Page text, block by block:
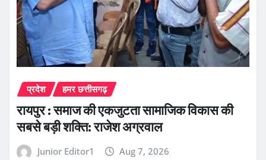
प्रदेश हमर छत्तीसगढ़
रायपुर : समाज की एकजुटता सामाजिक विकास की
सबसे बड़ी शक्ति: राजेश अग्रवाल
Junior Editor1 Aug 7, 2026